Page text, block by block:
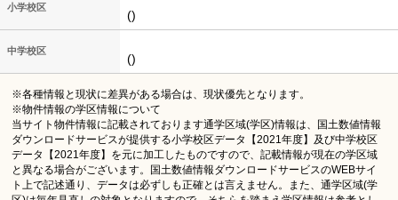
小学校区
()
中学校区
()
※各種情報と現状に差異がある場合は、現状優先となります。
※物件情報の学区情報について
当サイト物件情報に記載されております通学区域(学区)情報は、国土数値情報
ダウンロードサービスが提供する小学校区データ【2021年度】及び中学校区
データ【2021年度】を元に加工したものですので、記載情報が現在の学区域
と異なる場合がございます。国土数値情報ダウンロードサービスのWEBサイ
ト上で記述通り、データは必ずしも正確とは言えません。また、通学区域(学